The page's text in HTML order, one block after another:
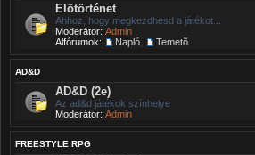
Elõtörténet
Ahhoz, hogy megkezdhesd a játékot...
Moderátor: Admin
Alfórumok:
Napló Temetõ
AD&D
AD&D (2e)
Az ad&d játékok színhelye
Moderátor: Admin
FREESTYLE RPG